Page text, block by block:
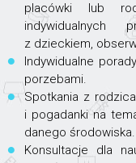
placówki lub
indywidualnych
z dzieckiem,
Indywidualne
porzebami.
Spotkania z
i pogadanki na
danego środowiska.
Konsultacje dla